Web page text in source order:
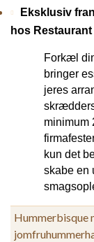
Eksklusiv
hos
Forkæl
bringer
jeres
minimum
kun det
skabe en
Hummerbisque